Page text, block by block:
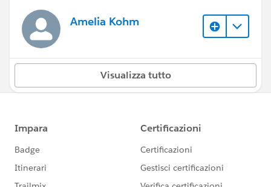
Amelia Kohm
Visualizza tutto